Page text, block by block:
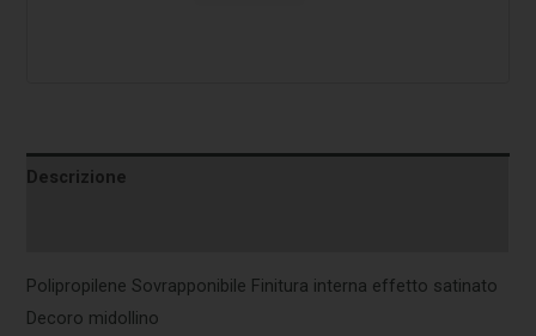
Descrizione
Polipropilene Sovrapponibile Finitura interna effetto satinato
Decoro midollino